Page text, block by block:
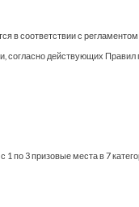
в соответствии с
согласно действующих Правил
по 3 призовые места в 7